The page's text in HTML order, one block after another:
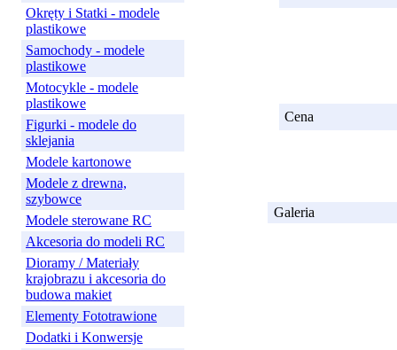
Okręty i Statki - modele
plastikowe
Samochody - modele
plastikowe
Motocykle - modele
plastikowe
Figurki - modele do
sklejania
Modele kartonowe
Modele z drewna,
szybowce
Modele sterowane RC
Akcesoria do modeli RC
Dioramy / Materiały
krajobrazu i akcesoria do
budowa makiet
Elementy Fototrawione
Dodatki i Konwersje
Cena
Galeria